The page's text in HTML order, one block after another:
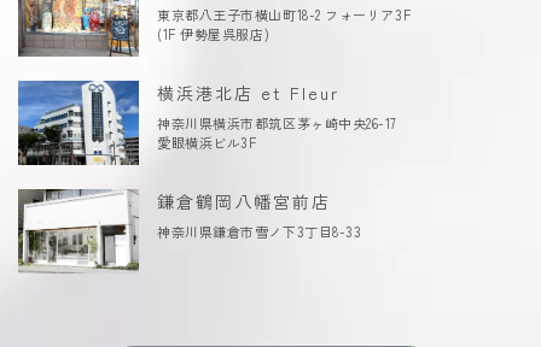
東京都八王子市横山町18-2 フォーリア3F
(1F 伊勢屋呉服店)
横浜港北店 et Fleur
神奈川県横浜市都筑区茅ヶ崎中央26-17
愛眼横浜ビル3F
鎌倉鶴岡八幡宮前店
神奈川県鎌倉市雪ノ下3丁目8-33